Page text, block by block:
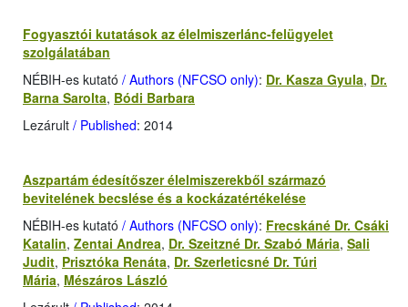
Fogyasztói kutatások az élelmiszerlánc-felügyelet
szolgálatában
NÉBIH-es kutató / Authors (NFCSO only): Dr. Kasza Gyula, Dr.
Barna Sarolta, Bódi Barbara
Lezárult / Published: 2014
Aszpartám édesítőszer élelmiszerekből származó
bevitelének becslése és a kockázatértékelése
NÉBIH-es kutató / Authors (NFCSO only): Frecskáné Dr. Csáki
Katalin, Zentai Andrea, Dr. Szeitzné Dr. Szabó Mária, Sali
Judit, Prisztóka Renáta, Dr. Szerleticsné Dr. Túri
Mária, Mészáros László